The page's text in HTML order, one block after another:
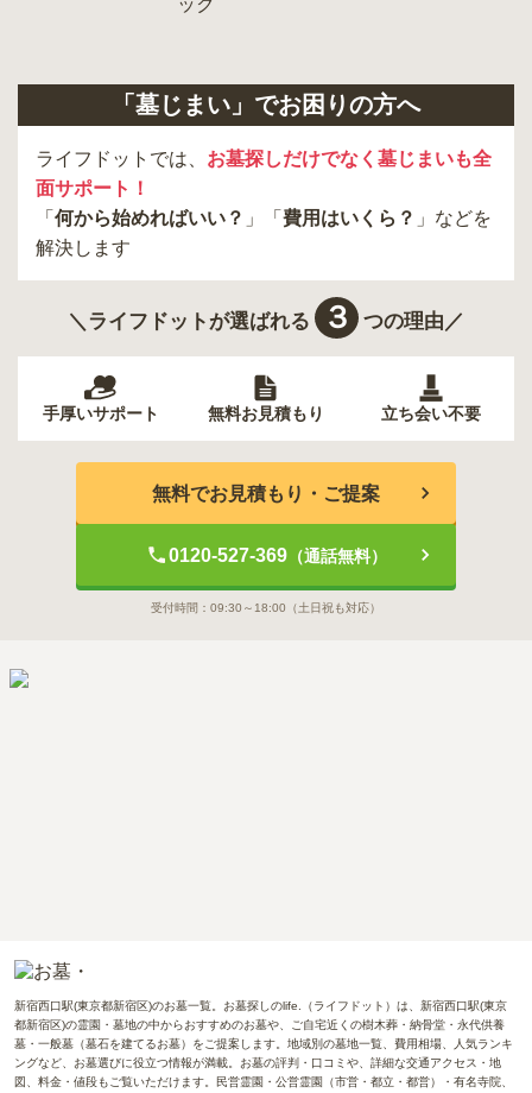
昭島市
葛飾区 墨田区
杉並区
「墓じまい」でお困りの方へ
ライフドットでは、 お墓探しだけでなく墓じまいも全
面サポート！
「 何から始めればいい？ 」「 費用はいくら？ 」などを
解決します
＼ライフドットが選ばれる ３ つの理由／
手厚いサポート 無料お見積もり 立ち会い不要
無料でお見積もり・ご提案
0120-527-369（通話無料）
受付時間： 09:30～18:00 （土日祝も対応）
新宿西口駅(東京都新宿区)のお墓一覧。お墓探しのlife.（ライフドット）は、新宿西口駅(東京
都新宿区)の霊園・墓地の中からおすすめのお墓や、ご自宅近くの樹木葬・納骨堂・永代供養
墓・一般墓（墓石を建てるお墓）をご提案します。地域別の墓地一覧、費用相場、人気ランキ
ングなど、お墓選びに役立つ情報が満載。お墓の評判・口コミや、詳細な交通アクセス・地
図、料金・値段もご覧いただけます。民営霊園・公営霊園（市営・都立・都営）・有名寺院、